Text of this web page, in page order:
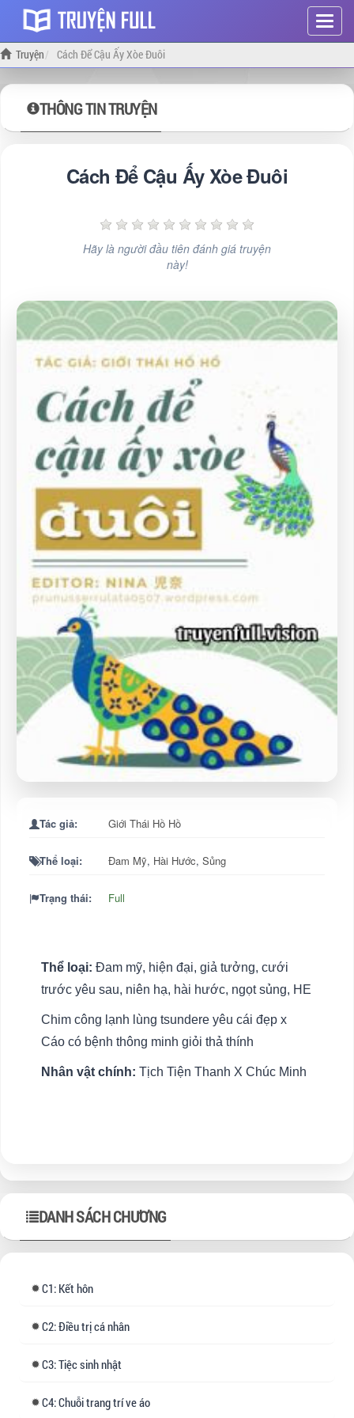
Hiện
menu
Truyện Cách Để Cậu Ấy Xòe Đuôi
THÔNG TIN TRUYỆN
Cách Để Cậu Ấy Xòe Đuôi
Hãy là người đầu tiên đánh giá truyện
này!
Tác giả: Giới Thái Hồ Hồ
Thể loại: Đam Mỹ, Hài Hước, Sủng
Trạng thái: Full
Thể loại: Đam mỹ, hiện đại, giả tưởng, cưới
trước yêu sau, niên hạ, hài hước, ngọt sủng, HE
Chim công lạnh lùng tsundere yêu cái đẹp x
Cáo có bệnh thông minh giỏi thả thính
Nhân vật chính: Tịch Tiện Thanh X Chúc Minh
DANH SÁCH CHƯƠNG
1: Kết hôn
2: Điều trị cá nhân
3: Tiệc sinh nhật
4: Chuỗi trang trí ve áo